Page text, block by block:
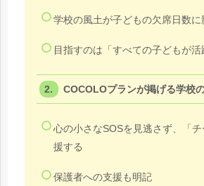
学校の風土が子どもの欠席日数に
目指すのは「すべての子どもが活
COCOLOプランが掲げる学校
心の小さなSOSを見逃さず、「
援する
保護者への支援も明記